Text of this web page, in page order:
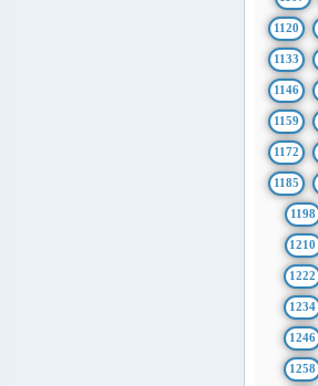
1120
1133
1146
1159
1172
1185
1198
1210
1222
1234
1246
1258